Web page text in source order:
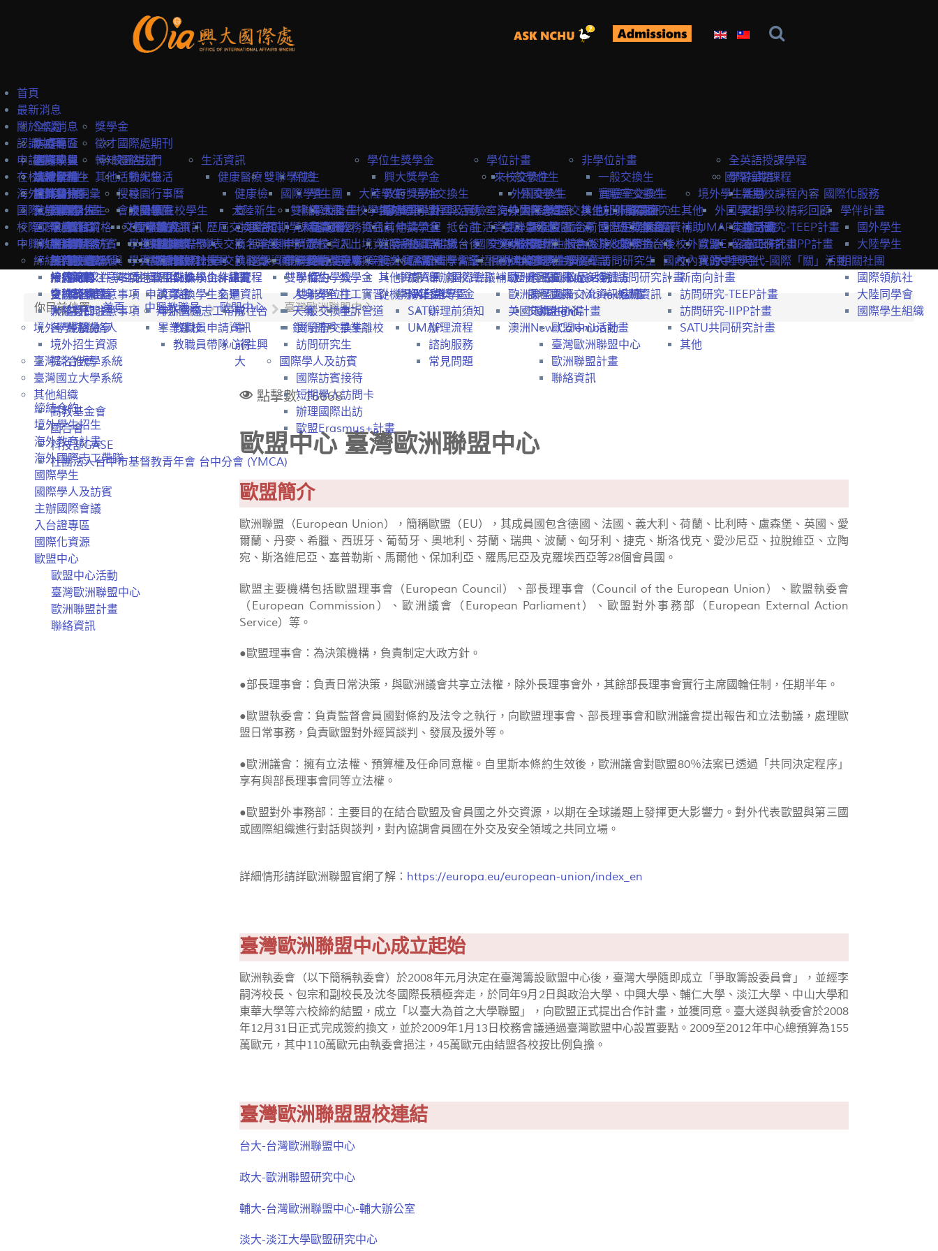
首頁
最新消息
全部消息
防疫專區
國際學生
本地學生
教職員
獎學金
徵才
轉知
其他
關於本處
本處簡介
本處成員
法規彙編
中英雙語詞彙
國際處期刊
聯絡我們
活動紀錄
搜尋
會議記錄
認識中興
選擇中興
認識台灣
認識台中
就學費用
學費
生活費
工作機會
校園生活
興大生活
校園行事曆
校園地圖
校內設施
學生活動
學習生活
學生住宿
生活資訊
健康醫療
健康檢
查
心理諮
商
就醫資
訊
保險
學生團
保
商業保
險
全民健
保
交通資訊
前往台
中
前往興
大
人身安全
天氣
銀行開戶
學位生獎學金
興大獎學金
政府獎學金
專案獎學金
其他獎學金
學位計畫
一般學位生
外國學生
大陸學生
雙聯學位生
外國學生
大陸學生
非學位計畫
一般交換生
實驗室交換生
訪問研究生
國際短期課程
全英語授課學程
學習華語
申請中興
境外學位生
身分別
國際學位生
國籍資格
申請流程
招生系所
申請文件
提名推薦
常見問題
經驗分享
大陸學生
申請資訊
課程資訊
常見問題
僑港澳生
申請資訊
雙聯學位生
國際學生
申請資訊
課程資訊
大陸學生
申請資訊
來校交換生
外國交換生
申請資訊
課程資訊
交換生心得
實驗室交換生
申請資訊
研究室資訊
交換生心得
大陸交換生
申請資訊
課程資訊
交換生心得
訪問研究生
訪問研究計畫
相關資訊
國際短期課程
暑期校課程內容
暑期學校精彩回顧
訪問研究-TEEP計畫
訪問研究-IIPP計畫
在校境外學生
境外學位生
外國新生
抵台前
抵台後
統一證號與
簽證
學習華語
外國在校學生
教務資訊
選課資訊
工作證
居留證
獎學金
申訴管道
畢業離校
大陸新生
抵台前
抵台後
選課資訊
大陸在校學生
教務資訊
入出境資訊
親屬探親
獎學金
打工實習
申訴管道
畢業離校
境外交換生
外國及實驗室交換生
抵台前
抵台後
學習華語
離校資訊
大陸交換生
抵台前
抵台後
離校資訊
訪問研究生
抵台前
抵台後
境外學生活動
外國學生
年度活動
留臺工作
大陸學生
國際化服務
學伴計畫
國外學生
大陸學生
相關社團
國際領航社
大陸同學會
國際學生組織
海外教育計畫
交換學生計畫
申請簡章
申請流程
熱門校統計
常見問題
交換獎學金
交換學校資訊
海外地區
大陸地區
歷屆交換資訊
交換名單
交換心得
雙聯學位計畫
申請流程
學校資訊
雙聯獎學金
海外短期課程與活動
申請流程
活動資訊
海外實習計畫
申請資訊
學海築夢獎學金
海外國際志工
計畫緣起
服務目標
申請資訊
歷史回顧
其他赴外獎學金
博士生獎學金
其他獎學金
其他
UMAP交換計畫
歐盟Erasmus+計畫
我的中興時代-國際「關」活動
國際訪賓與學人
國際訪賓
關於國際訪賓
接待原則
接待紀錄
國際學人
關於國際學人
交換教授計畫
歐盟Erasmus+計畫
短期學人訪問卡
申請流程
申請要點
抵台前
邀請函&工作證
簽證&居留證
其他資訊
從機場到台中
生活資訊
交通資訊
相關連結
校園資源
校內設施&服務
學習華語
校園活動
經費補助
校外資源
校內資源
校際交流合作
締結合約
締約注意事項
締約流程
合約範本
大陸簽約注意事項
各學院聯絡人
姊妹校一覽表
姊妹校搜尋
姊妹校合作總覽
雙聯學位
雙聯締約注意事項
雙聯締約學校
參與國際組織
EAIE
APAIE
NAFSA
SATU
UMAP
國際獎助計畫
國外
歐洲聯盟Erasmus+計畫
歐洲聯盟Jean Monnet計畫
美國Fulbright計畫
澳洲New Colombo計畫
國內
新南向計畫
訪問研究-TEEP計畫
訪問研究-IIPP計畫
SATU共同研究計畫
其他
臺灣綜合大學系統
臺灣國立大學系統
其他組織
高教基金會
國合會
科技部GASE
社團法人台中市基督教青年會 台中分會 (YMCA)
中興教職員
締結合約
一般締約注意事項
雙聯締約注意事項
聯絡窗口
境外學生招生
境外招生資源
提名推薦
海外教育計畫
交換學生計畫流程
交換學生名單
海外國際志工帶隊
教職員申請資訊
教職員帶隊心得
國際學生
學位生
雙聯學位生
一般交換生
實驗室交換生
訪問研究生
國際學人及訪賓
國際訪賓接待
短期學人訪問卡
辦理國際出訪
歐盟Erasmus+計畫
主辦國際會議
舉辦國際會議補助
入台證專區
辦理前須知
辦理流程
諮詢服務
常見問題
國際化資源
國際處多媒體
國際交流資訊系統
歐盟中心
歐盟中心活動
臺灣歐洲聯盟中心
歐洲聯盟計畫
聯絡資訊
你目前位置: 首頁 中興教職員 歐盟中心 臺灣歐洲聯盟中心
締結合約
境外學生招生
海外教育計畫
海外國際志工帶隊
國際學生
國際學人及訪賓
主辦國際會議
入台證專區
國際化資源
歐盟中心
歐盟中心活動
臺灣歐洲聯盟中心
歐洲聯盟計畫
聯絡資訊
點擊數: 16668
歐盟中心 臺灣歐洲聯盟中心
歐盟簡介
歐洲聯盟（European Union），簡稱歐盟（EU），其成員國包含德國、法國、義大利、荷蘭、比利時、盧森堡、英國、愛
爾蘭、丹麥、希臘、西班牙、葡萄牙、奧地利、芬蘭、瑞典、波蘭、匈牙利、捷克、斯洛伐克、愛沙尼亞、拉脫維亞、立陶
宛、斯洛維尼亞、塞普勒斯、馬爾他、保加利亞、羅馬尼亞及克羅埃西亞等28個會員國。
歐盟主要機構包括歐盟理事會（European Council）、部長理事會（Council of the European Union）、歐盟執委會
（European Commission）、歐洲議會（European Parliament）、歐盟對外事務部（European External Action
Service）等。
●歐盟理事會：為決策機構，負責制定大政方針。
●部長理事會：負責日常決策，與歐洲議會共享立法權，除外長理事會外，其餘部長理事會實行主席國輪任制，任期半年。
●歐盟執委會：負責監督會員國對條約及法令之執行，向歐盟理事會、部長理事會和歐洲議會提出報告和立法動議，處理歐
盟日常事務，負責歐盟對外經貿談判、發展及援外等。
●歐洲議會：擁有立法權、預算權及任命同意權。自里斯本條約生效後，歐洲議會對歐盟80％法案已透過「共同決定程序」
享有與部長理事會同等立法權。
●歐盟對外事務部：主要目的在結合歐盟及會員國之外交資源，以期在全球議題上發揮更大影響力。對外代表歐盟與第三國
或國際組織進行對話與談判，對內協調會員國在外交及安全領域之共同立場。
詳細情形請詳歐洲聯盟官網了解： https://europa.eu/european-union/index_en
臺灣歐洲聯盟中心成立起始
歐洲執委會（以下簡稱執委會）於2008年元月決定在臺灣籌設歐盟中心後，臺灣大學隨即成立「爭取籌設委員會」，並經李
嗣涔校長、包宗和副校長及沈冬國際長積極奔走，於同年9月2日與政治大學、中興大學、輔仁大學、淡江大學、中山大學和
東華大學等六校締約結盟，成立「以臺大為首之大學聯盟」，向歐盟正式提出合作計畫，並獲同意。臺大遂與執委會於2008
年12月31日正式完成簽約換文，並於2009年1月13日校務會議通過臺灣歐盟中心設置要點。2009至2012年中心總預算為155
萬歐元，其中110萬歐元由執委會挹注，45萬歐元由結盟各校按比例負擔。
臺灣歐洲聯盟盟校連結
台大-台灣歐洲聯盟中心
政大-歐洲聯盟研究中心
輔大-台灣歐洲聯盟中心-輔大辦公室
淡大-淡江大學歐盟研究中心